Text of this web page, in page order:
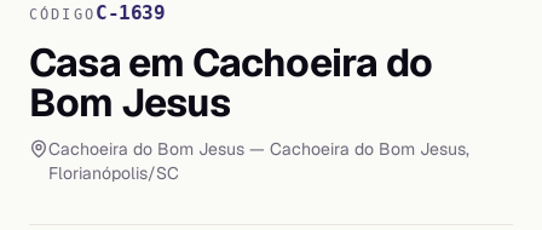
CÓDIGO C-1639
Casa em Cachoeira do
Bom Jesus
Cachoeira do Bom Jesus — Cachoeira do Bom Jesus,
Florianópolis/SC